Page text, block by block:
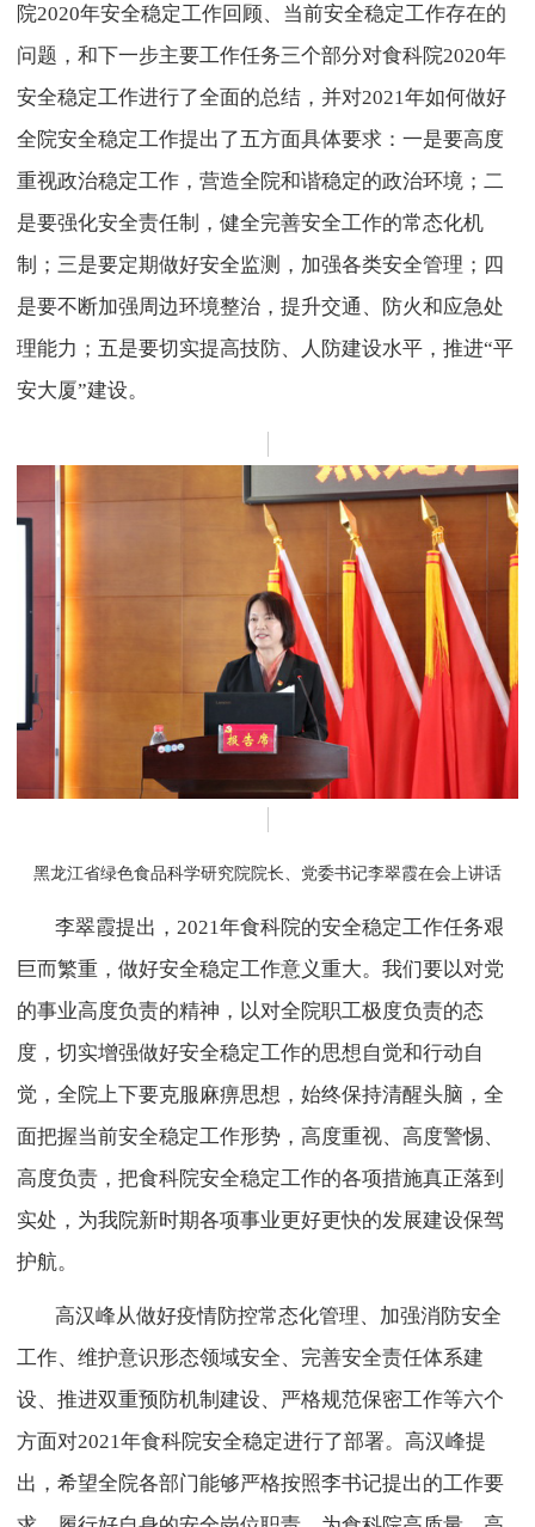
院2020年安全稳定工作回顾、当前安全稳定工作存在的
问题，和下一步主要工作任务三个部分对食科院2020年
安全稳定工作进行了全面的总结，并对2021年如何做好
全院安全稳定工作提出了五方面具体要求：一是要高度
重视政治稳定工作，营造全院和谐稳定的政治环境；二
是要强化安全责任制，健全完善安全工作的常态化机
制；三是要定期做好安全监测，加强各类安全管理；四
是要不断加强周边环境整治，提升交通、防火和应急处
理能力；五是要切实提高技防、人防建设水平，推进“平
安大厦”建设。
黑龙江省绿色食品科学研究院院长、党委书记李翠霞在会上讲话
李翠霞提出，2021年食科院的安全稳定工作任务艰
巨而繁重，做好安全稳定工作意义重大。我们要以对党
的事业高度负责的精神，以对全院职工极度负责的态
度，切实增强做好安全稳定工作的思想自觉和行动自
觉，全院上下要克服麻痹思想，始终保持清醒头脑，全
面把握当前安全稳定工作形势，高度重视、高度警惕、
高度负责，把食科院安全稳定工作的各项措施真正落到
实处，为我院新时期各项事业更好更快的发展建设保驾
护航。
高汉峰从做好疫情防控常态化管理、加强消防安全
工作、维护意识形态领域安全、完善安全责任体系建
设、推进双重预防机制建设、严格规范保密工作等六个
方面对2021年食科院安全稳定进行了部署。高汉峰提
出，希望全院各部门能够严格按照李书记提出的工作要